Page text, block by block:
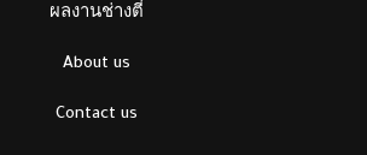
ผลงานช่างตี๋
About us
Contact us